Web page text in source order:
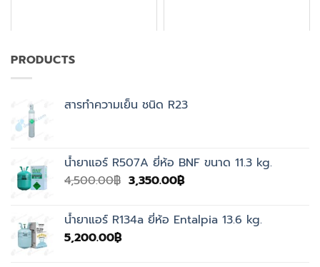
PRODUCTS
สารทำความเย็น ชนิด R23
น้ำยาแอร์ R507A ยี่ห้อ BNF ขนาด 11.3 kg.
4,500.00฿ Original
4,500.00฿.
3,350.00฿Current
3,350.00฿.
น้ำยาแอร์ R134a ยี่ห้อ Entalpia 13.6 kg.
5,200.00฿